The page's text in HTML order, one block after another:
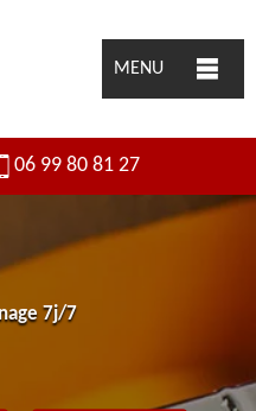
MENU
06 99 80 81 27
7j/7